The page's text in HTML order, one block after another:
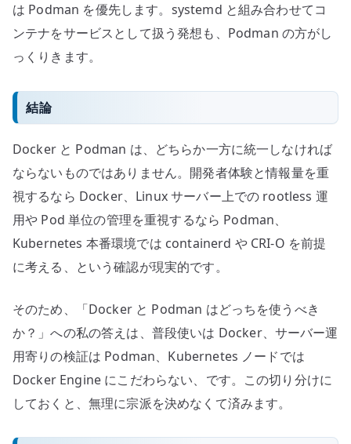
は Podman を優先します。systemd と組み合わせてコ
ンテナをサービスとして扱う発想も、Podman の方がし
っくりきます。
結論
Docker と Podman は、どちらか一方に統一しなければ
ならないものではありません。開発者体験と情報量を重
視するなら Docker、Linux サーバー上での rootless 運
用や Pod 単位の管理を重視するなら Podman、
Kubernetes 本番環境では containerd や CRI-O を前提
に考える、という確認が現実的です。
そのため、「Docker と Podman はどっちを使うべき
か？」への私の答えは、普段使いは Docker、サーバー運
用寄りの検証は Podman、Kubernetes ノードでは
Docker Engine にこだわらない、です。この切り分けに
しておくと、無理に宗派を決めなくて済みます。